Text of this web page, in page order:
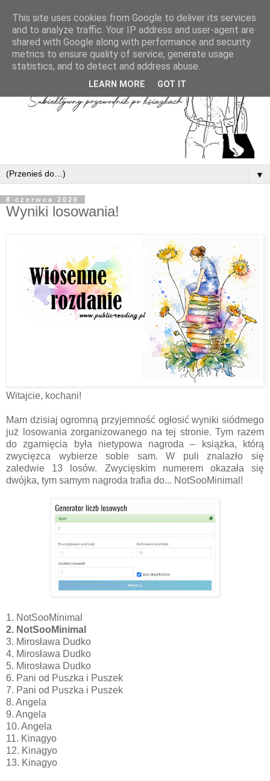
▼
8 czerwca 2026
Wyniki losowania!
Witajcie, kochani!
Mam dzisiaj ogromną przyjemność ogłosić wyniki siódmego
już losowania zorganizowanego na tej stronie. Tym razem
do zgarnięcia była nietypowa nagroda – książka, którą
zwycięzca wybierze sobie sam. W puli znalazło się
zaledwie 13 losów. Zwycięskim numerem okazała się
dwójka, tym samym nagroda trafia do... NotSooMinimal!
1. NotSooMinimal
2. NotSooMinimal
3. Mirosława Dudko
4. Mirosława Dudko
5. Mirosława Dudko
6. Pani od Puszka i Puszek
7. Pani od Puszka i Puszek
8. Angela
9. Angela
10. Angela
11. Kinagyo
12. Kinagyo
13. Kinagyo
This site uses cookies from Google to deliver its services
and to analyze traffic. Your IP address and user-agent are
shared with Google along with performance and security
metrics to ensure quality of service, generate usage
statistics, and to detect and address abuse.
LEARN MORE GOT IT